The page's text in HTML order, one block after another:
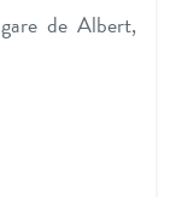
de Albert,